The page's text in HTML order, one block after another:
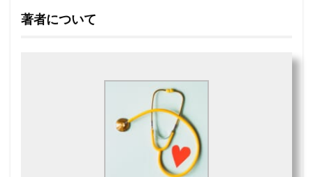
著者について